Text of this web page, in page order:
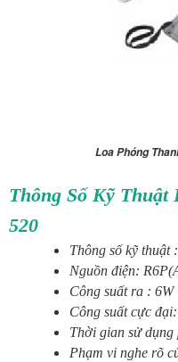
Loa Phóng
Thông Số Kỹ Thuật
520
Thông số kỹ thuật
Nguồn điện:
Công suất ra : 6W
Công suất cực
Thời gian sử
Phạm vi nghe rõ